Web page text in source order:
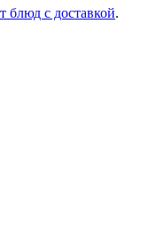
блюд с доставкой.